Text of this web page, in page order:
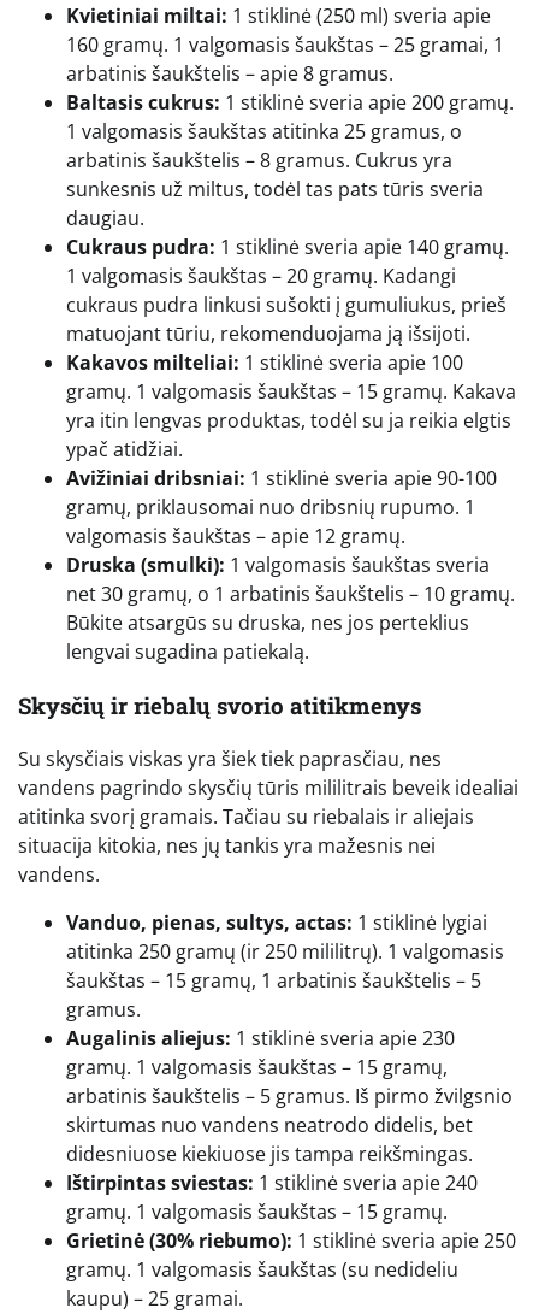
Kvietiniai miltai: 1 stiklinė (250 ml) sveria apie
160 gramų. 1 valgomasis šaukštas – 25 gramai, 1
arbatinis šaukštelis – apie 8 gramus.
Baltasis cukrus: 1 stiklinė sveria apie 200 gramų.
1 valgomasis šaukštas atitinka 25 gramus, o
arbatinis šaukštelis – 8 gramus. Cukrus yra
sunkesnis už miltus, todėl tas pats tūris sveria
daugiau.
Cukraus pudra: 1 stiklinė sveria apie 140 gramų.
1 valgomasis šaukštas – 20 gramų. Kadangi
cukraus pudra linkusi sušokti į gumuliukus, prieš
matuojant tūriu, rekomenduojama ją išsijoti.
Kakavos milteliai: 1 stiklinė sveria apie 100
gramų. 1 valgomasis šaukštas – 15 gramų. Kakava
yra itin lengvas produktas, todėl su ja reikia elgtis
ypač atidžiai.
Avižiniai dribsniai: 1 stiklinė sveria apie 90-100
gramų, priklausomai nuo dribsnių rupumo. 1
valgomasis šaukštas – apie 12 gramų.
Druska (smulki): 1 valgomasis šaukštas sveria
net 30 gramų, o 1 arbatinis šaukštelis – 10 gramų.
Būkite atsargūs su druska, nes jos perteklius
lengvai sugadina patiekalą.
Skysčių ir riebalų svorio atitikmenys
Su skysčiais viskas yra šiek tiek paprasčiau, nes
vandens pagrindo skysčių tūris mililitrais beveik idealiai
atitinka svorį gramais. Tačiau su riebalais ir aliejais
situacija kitokia, nes jų tankis yra mažesnis nei
vandens.
Vanduo, pienas, sultys, actas: 1 stiklinė lygiai
atitinka 250 gramų (ir 250 mililitrų). 1 valgomasis
šaukštas – 15 gramų, 1 arbatinis šaukštelis – 5
gramus.
Augalinis aliejus: 1 stiklinė sveria apie 230
gramų. 1 valgomasis šaukštas – 15 gramų,
arbatinis šaukštelis – 5 gramus. Iš pirmo žvilgsnio
skirtumas nuo vandens neatrodo didelis, bet
didesniuose kiekiuose jis tampa reikšmingas.
Ištirpintas sviestas: 1 stiklinė sveria apie 240
gramų. 1 valgomasis šaukštas – 15 gramų.
Grietinė (30% riebumo): 1 stiklinė sveria apie 250
gramų. 1 valgomasis šaukštas (su nedideliu
kaupu) – 25 gramai.